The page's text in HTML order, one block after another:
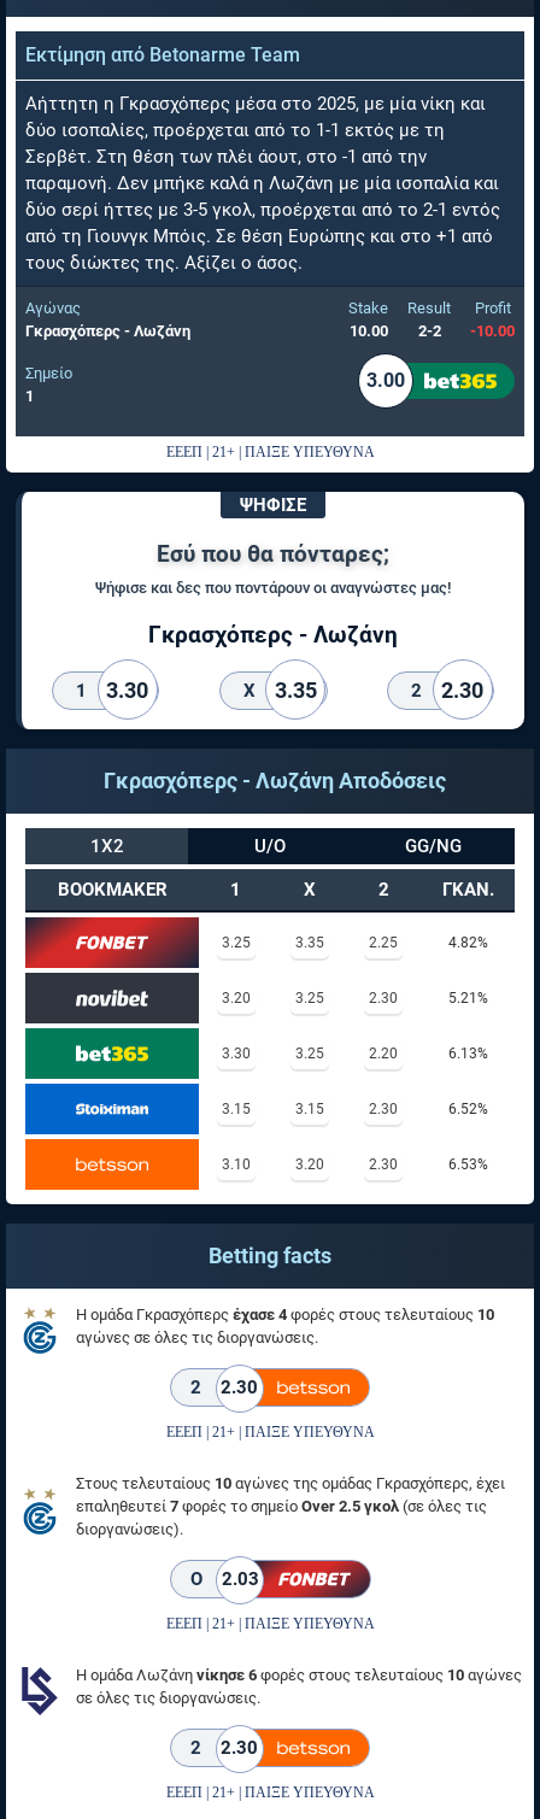
Εκτίμηση από Betonarme Team
Αήττητη η Γκρασχόπερς μέσα στο 2025, με μία νίκη και
δύο ισοπαλίες, προέρχεται από το 1-1 εκτός με τη
Σερβέτ. Στη θέση των πλέι άουτ, στο -1 από την
παραμονή. Δεν μπήκε καλά η Λωζάνη με μία ισοπαλία και
δύο σερί ήττες με 3-5 γκολ, προέρχεται από το 2-1 εντός
από τη Γιουνγκ Μπόις. Σε θέση Ευρώπης και στο +1 από
τους διώκτες της. Αξίζει ο άσος.
Αγώνας
Γκρασχόπερς - Λωζάνη
Stake
10.00
Result
2-2
Profit
-10.00
Σημείο
1
3.00
ΕΕΕΠ | 21+ | ΠΑΙΞΕ ΥΠΕΥΘΥΝΑ
ΨΗΦΙΣΕ
Εσύ που θα πόνταρες;
Ψήφισε και δες που ποντάρουν οι αναγνώστες μας!
Γκρασχόπερς - Λωζάνη
1 3.30 X 3.35 2 2.30
Γκρασχόπερς - Λωζάνη Αποδόσεις
1X2 U/O
GG/NG
BOOKMAKER
1 X 2 ΓΚΑΝ.
3.25 3.35 2.25 4.82%
3.20 3.25 2.30 5.21%
3.30 3.25 2.20 6.13%
3.15 3.15 2.30 6.52%
3.10 3.20 2.30 6.53%
Betting facts
Η ομάδα Γκρασχόπερς έχασε 4 φορές στους τελευταίους 10
αγώνες σε όλες τις διοργανώσεις.
2 2.30
ΕΕΕΠ | 21+ | ΠΑΙΞΕ ΥΠΕΥΘΥΝΑ
Στους τελευταίους 10 αγώνες της ομάδας Γκρασχόπερς, έχει
επαληθευτεί 7 φορές το σημείο Over 2.5 γκολ (σε όλες τις
διοργανώσεις).
O 2.03
ΕΕΕΠ | 21+ | ΠΑΙΞΕ ΥΠΕΥΘΥΝΑ
Η ομάδα Λωζάνη νίκησε 6 φορές στους τελευταίους 10 αγώνες
σε όλες τις διοργανώσεις.
2 2.30
ΕΕΕΠ | 21+ | ΠΑΙΞΕ ΥΠΕΥΘΥΝΑ